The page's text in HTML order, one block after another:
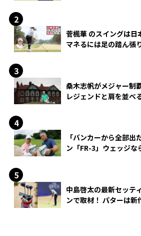
菅楓華 のスイングは日
マネるには足の踏ん張
桑木志帆がメジャー制
レジェンドと肩を並べ
「バンカーから全部出
ン「FR-3」ウェッジな
中島啓太の最新セッテ
ンで取材！ パターは新